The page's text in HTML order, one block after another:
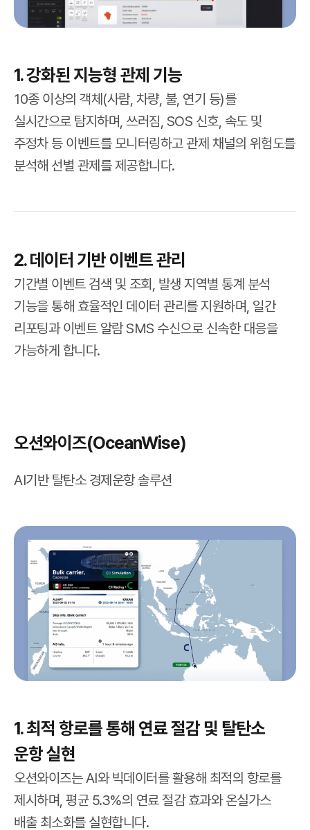
1. 강화된 지능형 관제 기능
10종 이상의 객체(사람, 차량, 불, 연기 등)를
실시간으로 탐지하며, 쓰러짐, SOS 신호, 속도 및
주정차 등 이벤트를 모니터링하고 관제 채널의 위험도를
분석해 선별 관제를 제공합니다.
2. 데이터 기반 이벤트 관리
기간별 이벤트 검색 및 조회, 발생 지역별 통계 분석
기능을 통해 효율적인 데이터 관리를 지원하며, 일간
리포팅과 이벤트 알람 SMS 수신으로 신속한 대응을
가능하게 합니다.
오션와이즈(OceanWise)
AI기반 탈탄소 경제운항 솔루션
1. 최적 항로를 통해 연료 절감 및 탈탄소
운항 실현
오션와이즈는 AI와 빅데이터를 활용해 최적의 항로를
제시하며, 평균 5.3%의 연료 절감 효과와 온실가스
배출 최소화를 실현합니다.